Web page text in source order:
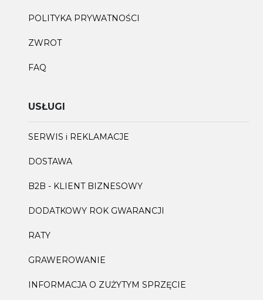
POLITYKA PRYWATNOŚCI
ZWROT
FAQ
USŁUGI
SERWIS i REKLAMACJE
DOSTAWA
B2B - KLIENT BIZNESOWY
DODATKOWY ROK GWARANCJI
RATY
GRAWEROWANIE
INFORMACJA O ZUŻYTYM SPRZĘCIE